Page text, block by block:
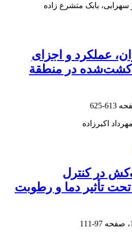
سهرابی، بابک متشرع زاده
عملکرد و اجزای
کشت‌شده در منطقة
613-625
اکبرزاده
در کنترل
تأثیر دما و رطوبت
97-111